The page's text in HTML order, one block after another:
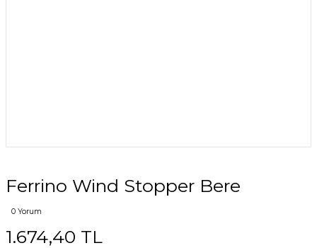
Ferrino Wind Stopper Bere
0 Yorum
1.674,40 TL